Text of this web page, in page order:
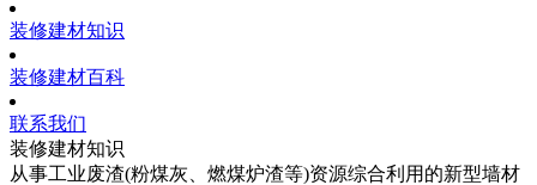
装修建材知识
装修建材百科
联系我们
装修建材知识
从事工业废渣(粉煤灰、燃煤炉渣等)资源综合利用的新型墙材